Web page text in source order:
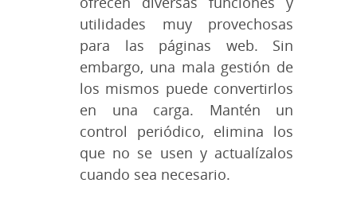
utilidades muy provechosas
para las páginas web. Sin
embargo, una mala gestión de
los mismos puede convertirlos
en una carga. Mantén un
control periódico, elimina los
que no se usen y actualízalos
cuando sea necesario.